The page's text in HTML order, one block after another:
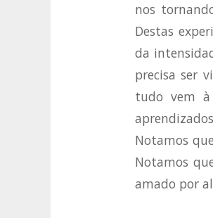
nos
Destas
da
precisa ser
tudo vem à
Notamos
Notamos
amado por